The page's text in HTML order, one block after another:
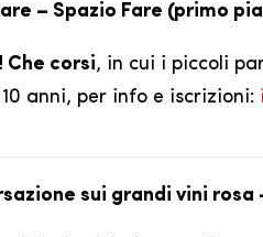
– Spazio Fare (primo
Che corsi, in cui i piccoli
anni, per info e iscrizioni:
sui grandi vini rosa